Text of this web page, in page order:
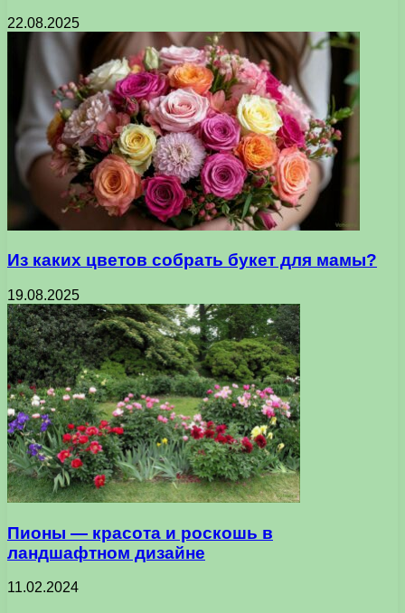
22.08.2025
Из каких цветов собрать букет для мамы?
19.08.2025
Пионы — красота и роскошь в
ландшафтном дизайне
11.02.2024